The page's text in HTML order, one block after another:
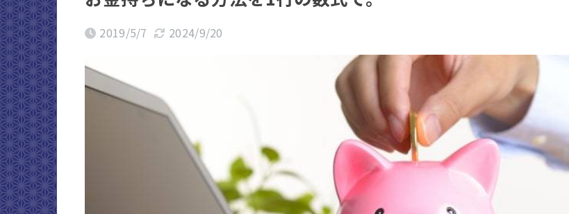
2019/5/7 2024/9/20